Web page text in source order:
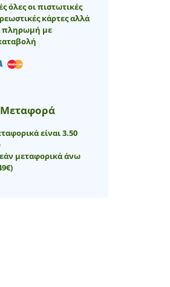
όλες οι πιστωτικές
κάρτες αλλά
πληρωμή με
Μεταφορά
είναι 3.50
μεταφορικά άνω